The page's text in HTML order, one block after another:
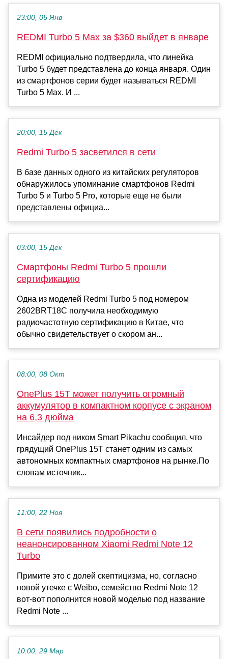
23:00, 05 Янв
REDMI Turbo 5 Max за $360 выйдет в январе
REDMI официально подтвердила, что линейка
Turbo 5 будет представлена до конца января. Один
из смартфонов серии будет называться REDMI
Turbo 5 Max. И ...
20:00, 15 Дек
Redmi Turbo 5 засветился в сети
В базе данных одного из китайских регуляторов
обнаружилось упоминание смартфонов Redmi
Turbo 5 и Turbo 5 Pro, которые еще не были
представлены официа...
03:00, 15 Дек
Смартфоны Redmi Turbo 5 прошли
сертификацию
Одна из моделей Redmi Turbo 5 под номером
2602BRT18C получила необходимую
радиочастотную сертификацию в Китае, что
обычно свидетельствует о скором ан...
08:00, 08 Окт
OnePlus 15T может получить огромный
аккумулятор в компактном корпусе с экраном
на 6,3 дюйма
Инсайдер под ником Smart Pikachu сообщил, что
грядущий OnePlus 15T станет одним из самых
автономных компактных смартфонов на рынке.По
словам источник...
11:00, 22 Ноя
В сети появились подробности о
неанонсированном Xiaomi Redmi Note 12
Turbo
Примите это с долей скептицизма, но, согласно
новой утечке с Weibo, семейство Redmi Note 12
вот-вот пополнится новой моделью под название
Redmi Note ...
10:00, 29 Мар